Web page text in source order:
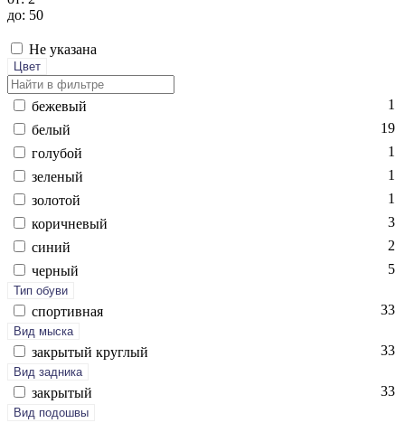
до: 50
Не указана
Цвет
бе­жевый
1
бе­лый
19
го­лубой
1
зе­леный
1
зо­лотой
1
ко­рич­не­вый
3
си­ний
2
чер­ный
5
Тип обуви
спор­тивная 33
Вид мыска
зак­ры­тый круг­лый 33
Вид задника
зак­ры­тый 33
Вид подошвы